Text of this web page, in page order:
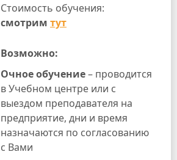
Стоимость обучения:
смотрим тут
Возможно:
Очное обучение– проводится
в Учебном центре или с
выездом преподавателя на
предприятие, дни и время
назначаются по согласованию
с Вами